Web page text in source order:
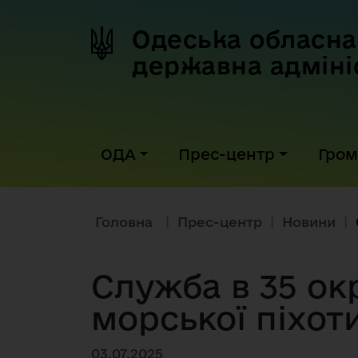
Одеська обласна
державна
ОДА Прес-центр
Головна Прес-центр Новини
Служба в 35
морської
03.07.2025